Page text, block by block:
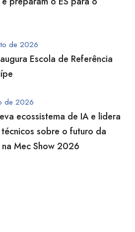
de 2026
Escola de Referência
de 2026
ecossistema de IA e lidera
sobre o futuro da
Mec Show 2026